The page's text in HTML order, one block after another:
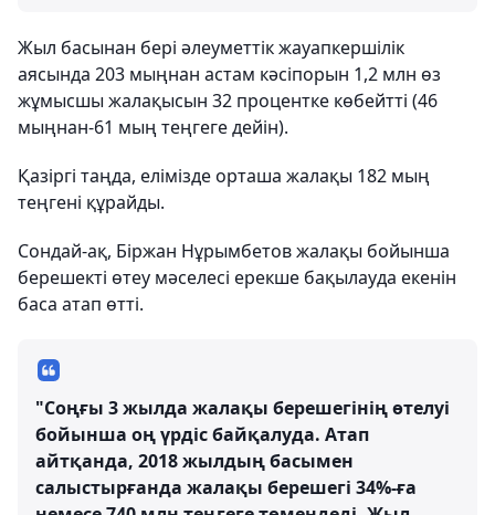
Жыл басынан бері әлеуметтік жауапкершілік
аясында 203 мыңнан астам кәсіпорын 1,2 млн өз
жұмысшы жалақысын 32 процентке көбейтті (46
мыңнан-61 мың теңгеге дейін).
Қазіргі таңда, елімізде орташа жалақы 182 мың
теңгені құрайды.
Сондай-ақ, Біржан Нұрымбетов жалақы бойынша
берешекті өтеу мәселесі ерекше бақылауда екенін
баса атап өтті.
"Соңғы 3 жылда жалақы берешегінің өтелуі
бойынша оң үрдіс байқалуда. Атап
айтқанда, 2018 жылдың басымен
салыстырғанда жалақы берешегі 34%-ға